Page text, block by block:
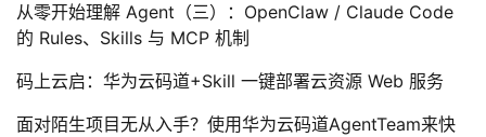
从零开始理解 Agent（三）：OpenClaw / Claude Code
的 Rules、Skills 与 MCP 机制
码上云启：华为云码道+Skill 一键部署云资源 Web 服务
面对陌生项目无从入手？使用华为云码道AgentTeam来快